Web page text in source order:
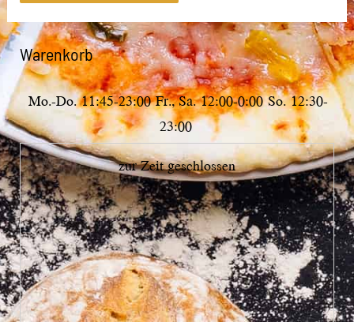
Warenkorb
Mo.-Do. 11:45-23:00 Fr., Sa. 12:00-0:00 So. 12:30-
23:00
zur Zeit geschlossen